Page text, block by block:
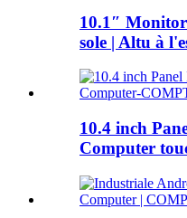
10.1″
sole | Altu à
10.4 inch
Computer